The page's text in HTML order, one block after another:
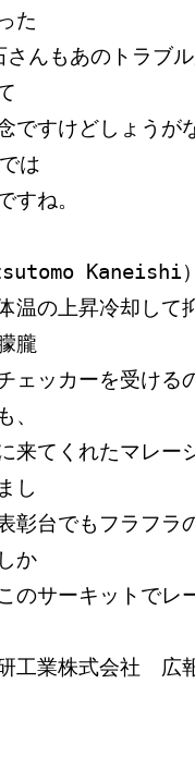
た
んもあのトラブ
ですけどしょうが
は
すね。
Kaneishi
温の上昇冷却して
朧
ェッカーを受ける
、
来てくれたマレー
し
彰台でもフラフラ
か
のサーキットでレ
工業株式会社　広